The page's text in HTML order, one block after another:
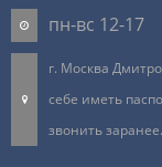
пн-вс 12-17
г. Москва
себе иметь
звонить заранее.